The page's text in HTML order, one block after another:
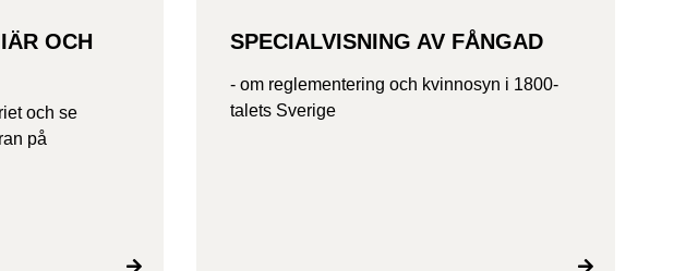
OCH
och se
på
SPECIALVISNING AV FÅNGAD
- om reglementering och kvinnosyn i 1800-
talets Sverige